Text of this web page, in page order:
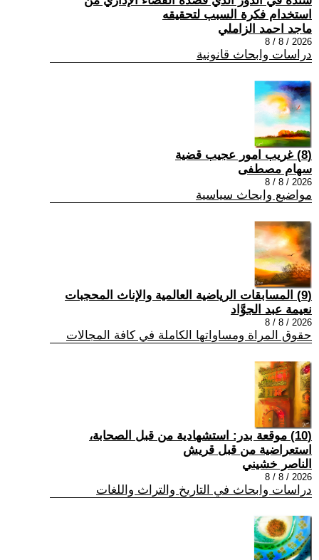
استخدام فكرة السبب لتحقیقه
ماجد احمد الزاملي
2026 / 8 / 8
دراسات وابحاث قانونية
(8) غريب امور عجيب قضية
سهام مصطفى
2026 / 8 / 8
مواضيع وابحاث سياسية
(9) المسابقات الرياضية العالمية والإناث المحجبات
نعيمة عبد الجوَّاد
2026 / 8 / 8
حقوق المراة ومساواتها الكاملة في كافة المجالات
(10) موقعة بدر: استشهادية من قبل الصحابة،
استعراضية من قبل قريش
الناصر خشيني
2026 / 8 / 8
دراسات وابحاث في التاريخ والتراث واللغات